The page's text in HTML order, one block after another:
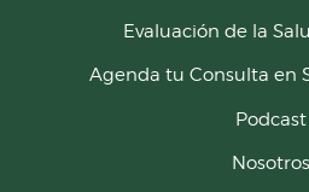
Evaluación de la
Agenda tu Consulta en
Podcast
Nosotros